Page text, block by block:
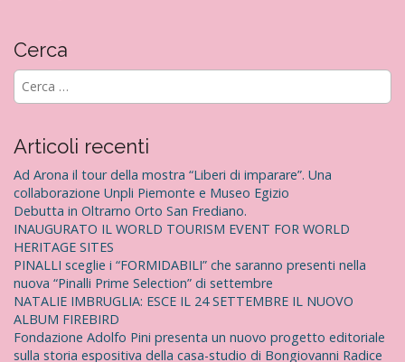
Cerca
R
r
c
p
e
r
:
Articoli recenti
Ad Arona il tour della mostra “Liberi di imparare”. Una
collaborazione Unpli Piemonte e Museo Egizio
Debutta in Oltrarno Orto San Frediano.
INAUGURATO IL WORLD TOURISM EVENT FOR WORLD
HERITAGE SITES
PINALLI sceglie i “FORMIDABILI” che saranno presenti nella
nuova “Pinalli Prime Selection” di settembre
NATALIE IMBRUGLIA: ESCE IL 24 SETTEMBRE IL NUOVO
ALBUM FIREBIRD
Fondazione Adolfo Pini presenta un nuovo progetto editoriale
sulla storia espositiva della casa-studio di Bongiovanni Radice